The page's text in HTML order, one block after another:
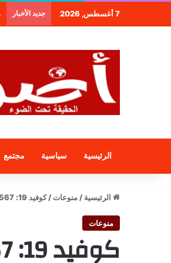
7 أغسطس, 2026 جديد الأخبار
الرئيسية سياسية مجتمع
الرئيسية / منوعات / كوفيد 19: 567 1 إصابة جديدة، و26 وفاة خلال 24 ساعة
منوعات